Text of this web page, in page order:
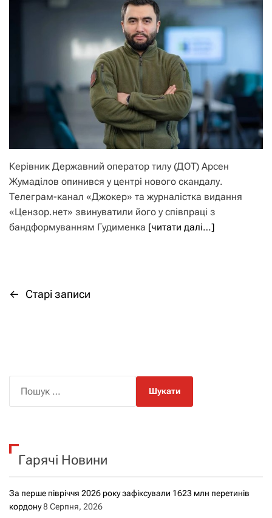
Керівник Державний оператор тилу (ДОТ) Арсен
Жумаділов опинився у центрі нового скандалу.
Телеграм-канал «Джокер» та журналістка видання
«Цензор.нет» звинуватили його у співпраці з
бандформуванням Гудименка [читати далі…]
Н
і
г
ц
і
я
← Старі записи
к
Гарячі Новини
За перше півріччя 2026 року зафіксували 1623 млн перетинів
кордону8 Серпня, 2026